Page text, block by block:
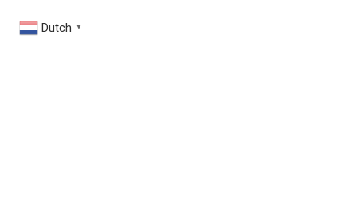
Dutch ▼